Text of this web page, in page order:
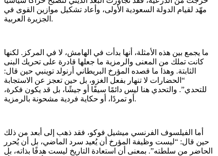
مهّد لقيام الدولة السعودية الأولى، وأعاد تشكيل موازين القوى في
الجزيرة العربية.
ما يجمع بين هذه الأمثلة، أنها بدأت في الهامش، لا في المركز. لكنها
كانت تملك من المعنى والرمزية ما جعلها قادرة على تحريك البنى
الثابتة. وهذا ما قصده المؤرخ البريطاني أرنولد توينبي حين قال:
“الحضارات لا تنهار بفعل الغزو، بل حين تعجز عن الاستجابة
للتحدي”. والتحدي هنا ليس دائمًا سيفًا أو جيشًا، بل قد يكون فكرة،
أو تمردًا، أو حكاية فردية مشحونة بالرمزية.
أما الفيلسوف الفرنسي ميشيل فوكو، فقد ذهب إلى أبعد من ذلك
حين قال: “ليست وظيفة المؤرخ أن يُعيد سرد الماضي، بل أن يُحرر
الحاضر من سلطته”. بمعنى أن استعادة التاريخ ليست هدفًا بذاته، بل